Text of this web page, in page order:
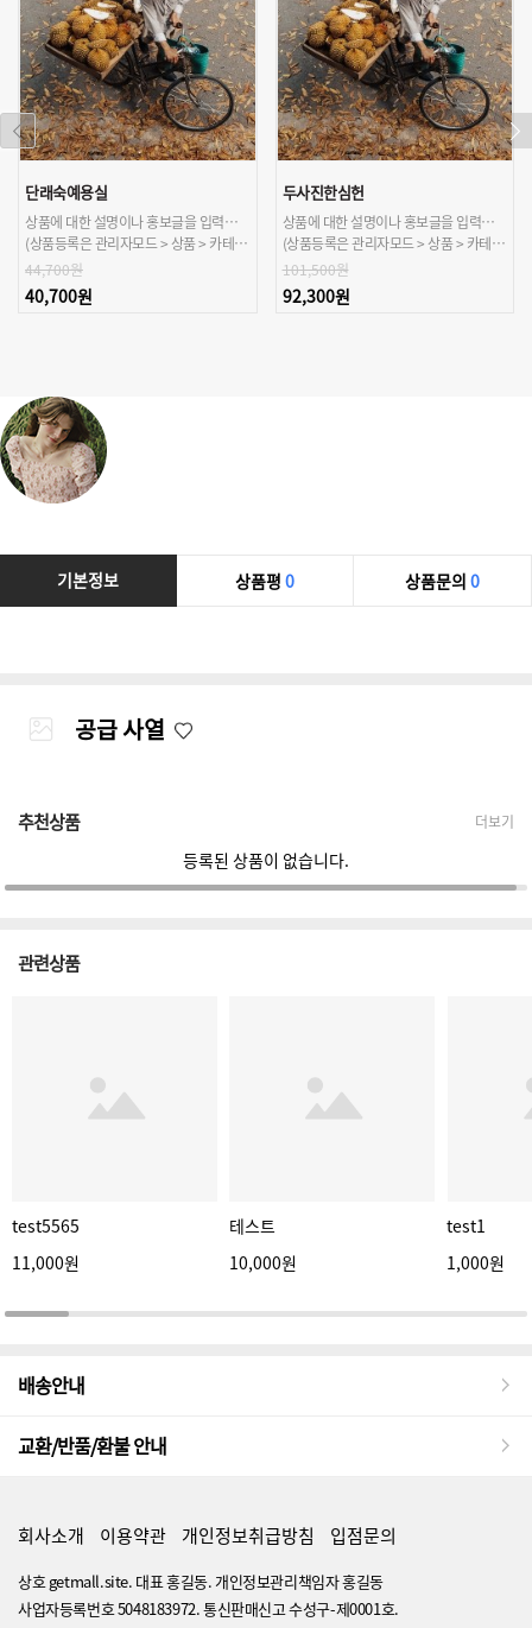
단래숙예용실
상품에 대한 설명이나 홍보글을 입력해주세요.
(상품등록은 관리자모드 > 상품 > 카테고리/상품관리 > 상품등록 가능)
44,700원
40,700원
두사진한심헌
상품에 대한 설명이나 홍보글을 입력해주세요.
(상품등록은 관리자모드 > 상품 > 카테고리/상품관리 > 상품등록 가능)
101,500원
92,300원
기본정보 상품평 0 상품문의 0
공급 사열
추천상품 더보기
등록된 상품이 없습니다.
관련상품
test5565
11,000원
테스트
10,000원
test1
1,000원
배송안내
교환/반품/환불 안내
회사소개 이용약관 개인정보취급방침 입점문의
상호 getmall.site. 대표 홍길동. 개인정보관리책임자 홍길동
사업자등록번호 5048183972. 통신판매신고 수성구-제0001호.